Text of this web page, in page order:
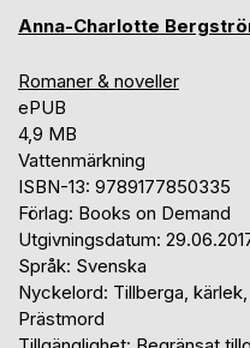
Anna-Charlotte
Romaner & noveller
ePUB
4,9 MB
Vattenmärkning
ISBN-13: 9789177850335
Förlag: Books on Demand
Utgivningsdatum:
Språk: Svenska
Nyckelord: Tillberga,
Prästmord